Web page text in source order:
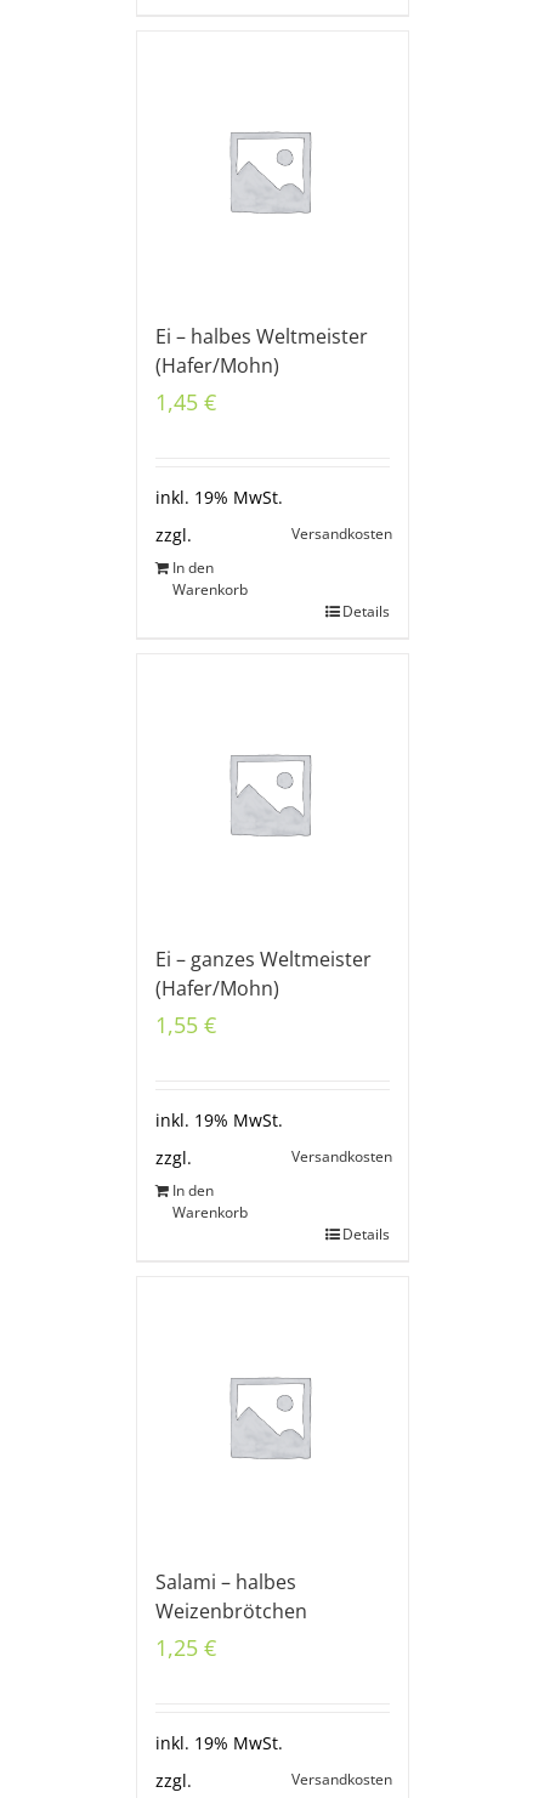
Ei – halbes Weltmeister
(Hafer/Mohn)
1,45 €
inkl. 19% MwSt.
zzgl.
Versandkosten
In den
Warenkorb
Details
Ei – ganzes Weltmeister
(Hafer/Mohn)
1,55 €
inkl. 19% MwSt.
zzgl.
Versandkosten
In den
Warenkorb
Details
Salami – halbes
Weizenbrötchen
1,25 €
inkl. 19% MwSt.
zzgl.
Versandkosten